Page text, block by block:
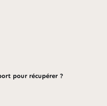
pour récupérer ?